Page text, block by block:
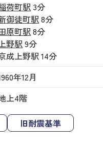
荷町駅 3分
御徒町駅8分
原町駅8分
野駅9分
成上野駅14分
年12月
上4階
旧耐震基準